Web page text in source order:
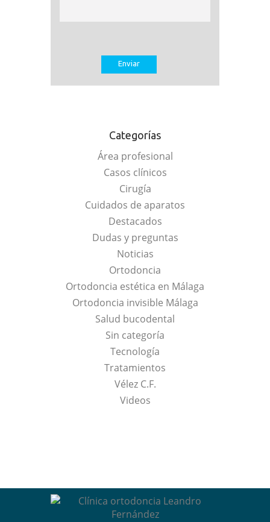
Categorías
Área profesional
Casos clínicos
Cirugía
Cuidados de aparatos
Destacados
Dudas y preguntas
Noticias
Ortodoncia
Ortodoncia estética en Málaga
Ortodoncia invisible Málaga
Salud bucodental
Sin categoría
Tecnología
Tratamientos
Vélez C.F.
Videos